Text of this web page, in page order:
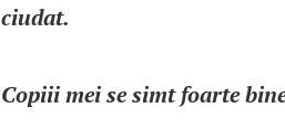
ciudat.
Copiii mei se simt foarte